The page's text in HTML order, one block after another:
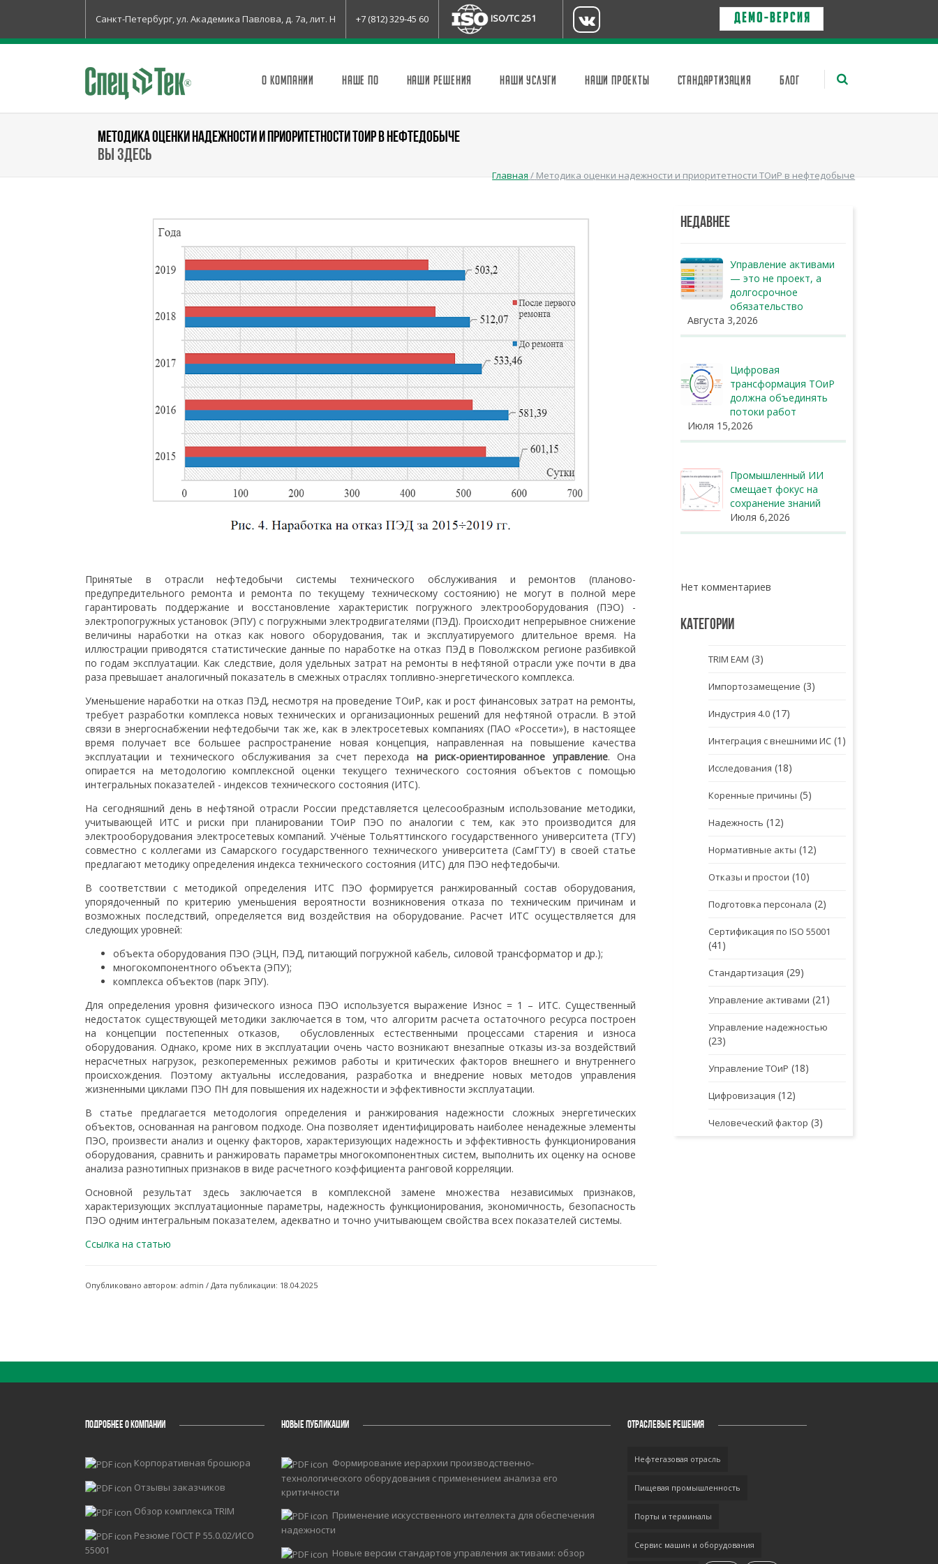
Санкт-Петербург, ул. Академика Павлова, д. 7а, лит. Н +7 (812) 329-45 60 ISO/TC 251 Д Е М О - в е р с и я
О КОМПАНИИ НАШЕ ПО НАШИ РЕШЕНИЯ НАШИ УСЛУГИ НАШИ ПРОЕКТЫ СТАНДАРТИЗАЦИЯ БЛОГ
МЕТОДИКА ОЦЕНКИ НАДЕЖНОСТИ И ПРИОРИТЕТНОСТИ ТОИР В НЕФТЕДОБЫЧЕ
Вы здесь
Главная/Методика оценки надежности и приоритетности ТОиР в нефтедобыче
Принятые в отрасли нефтедобычи системы технического обслуживания и ремонтов (планово-
предупредительного ремонта и ремонта по текущему техническому состоянию) не могут в полной мере
гарантировать поддержание и восстановление характеристик погружного электрооборудования (ПЭО) -
электропогружных установок (ЭПУ) с погружными электродвигателями (ПЭД). Происходит непрерывное снижение
величины наработки на отказ как нового оборудования, так и эксплуатируемого длительное время. На
иллюстрации приводятся статистические данные по наработке на отказ ПЭД в Поволжском регионе разбивкой
по годам эксплуатации. Как следствие, доля удельных затрат на ремонты в нефтяной отрасли уже почти в два
раза превышает аналогичный показатель в смежных отраслях топливно-энергетического комплекса.
Уменьшение наработки на отказ ПЭД, несмотря на проведение ТОиР, как и рост финансовых затрат на ремонты,
требует разработки комплекса новых технических и организационных решений для нефтяной отрасли. В этой
связи в энергоснабжении нефтедобычи так же, как в электросетевых компаниях (ПАО «Россети»), в настоящее
время получает все большее распространение новая концепция, направленная на повышение качества
эксплуатации и технического обслуживания за счет перехода на риск-ориентированное управление. Она
опирается на методологию комплексной оценки текущего технического состояния объектов с помощью
интегральных показателей - индексов технического состояния (ИТС).
На сегодняшний день в нефтяной отрасли России представляется целесообразным использование методики,
учитывающей ИТС и риски при планировании ТОиР ПЭО по аналогии с тем, как это производится для
электрооборудования электросетевых компаний. Учёные Тольяттинского государственного университета (ТГУ)
совместно с коллегами из Самарского государственного технического университета (СамГТУ) в своей статье
предлагают методику определения индекса технического состояния (ИТС) для ПЭО нефтедобычи.
В соответствии с методикой определения ИТС ПЭО формируется ранжированный состав оборудования,
упорядоченный по критерию уменьшения вероятности возникновения отказа по техническим причинам и
возможных последствий, определяется вид воздействия на оборудование. Расчет ИТС осуществляется для
следующих уровней:
объекта оборудования ПЭО (ЭЦН, ПЭД, питающий погружной кабель, силовой трансформатор и др.);
многокомпонентного объекта (ЭПУ);
комплекса объектов (парк ЭПУ).
Для определения уровня физического износа ПЭО используется выражение Износ = 1 – ИТС. Существенный
недостаток существующей методики заключается в том, что алгоритм расчета остаточного ресурса построен
на концепции постепенных отказов, обусловленных естественными процессами старения и износа
оборудования. Однако, кроме них в эксплуатации очень часто возникают внезапные отказы из-за воздействий
нерасчетных нагрузок, резкопеременных режимов работы и критических факторов внешнего и внутреннего
происхождения. Поэтому актуальны исследования, разработка и внедрение новых методов управления
жизненными циклами ПЭО ПН для повышения их надежности и эффективности эксплуатации.
В статье предлагается методология определения и ранжирования надежности сложных энергетических
объектов, основанная на ранговом подходе. Она позволяет идентифицировать наиболее ненадежные элементы
ПЭО, произвести анализ и оценку факторов, характеризующих надежность и эффективность функционирования
оборудования, сравнить и ранжировать параметры многокомпонентных систем, выполнить их оценку на основе
анализа разнотипных признаков в виде расчетного коэффициента ранговой корреляции.
Основной результат здесь заключается в комплексной замене множества независимых признаков,
характеризующих эксплуатационные параметры, надежность функционирования, экономичность, безопасность
ПЭО одним интегральным показателем, адекватно и точно учитывающем свойства всех показателей системы.
Ссылка на статью
Опубликовано автором: admin / Дата публикации: 18.04.2025
НЕДАВНЕЕ
Управление активами
— это не проект, а
долгосрочное
обязательство
Августа 3,2026
Цифровая
трансформация ТОиР
должна объединять
потоки работ
Июля 15,2026
Промышленный ИИ
смещает фокус на
сохранение знаний
Июля 6,2026
Нет комментариев
КАТЕГОРИИ
TRIM EAM (3)
Импортозамещение (3)
Индустрия 4.0(17)
Интеграция с внешними ИС(1)
Исследования (18)
Коренные причины (5)
Надежность (12)
Нормативные акты (12)
Отказы и простои (10)
Подготовка персонала (2)
Сертификация по ISO 55001
(41)
Стандартизация (29)
Управление активами (21)
Управление надежностью
(23)
Управление ТОиР (18)
Цифровизация (12)
Человеческий фактор (3)
ПОДРОБНЕЕ О КОМПАНИИ
Корпоративная брошюра
Отзывы заказчиков
Обзор комплекса TRIM
Резюме ГОСТ Р 55.0.02/ИСО
55001
НОВЫЕ ПУБЛИКАЦИИ
Формирование иерархии производственно-
технологического оборудования с применением анализа его
критичности
Применение искусственного интеллекта для обеспечения
надежности
Новые версии стандартов управления активами: обзор
ОТРАСЛЕВЫЕ РЕШЕНИЯ
Нефтегазовая отрасль
Пищевая промышленность
Порты и терминалы
Сервис машин и оборудования